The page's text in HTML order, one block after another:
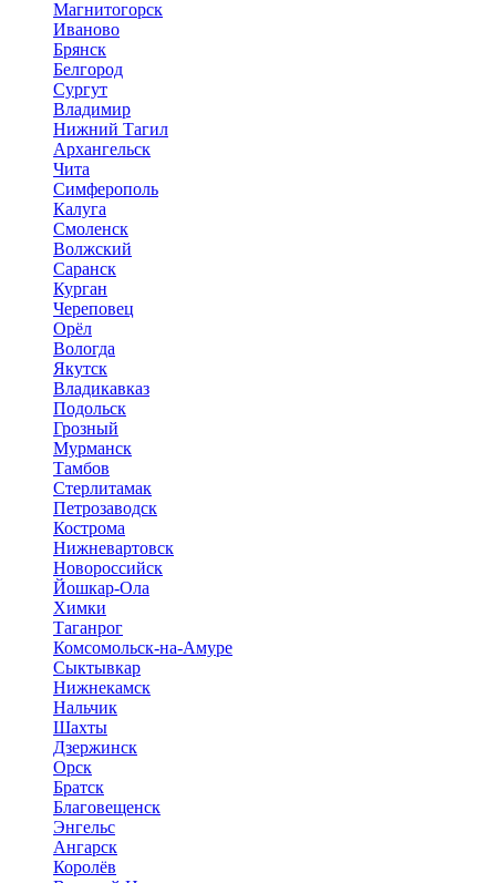
Магнитогорск
Иваново
Брянск
Белгород
Сургут
Владимир
Нижний Тагил
Архангельск
Чита
Симферополь
Калуга
Смоленск
Волжский
Саранск
Курган
Череповец
Орёл
Вологда
Якутск
Владикавказ
Подольск
Грозный
Мурманск
Тамбов
Стерлитамак
Петрозаводск
Кострома
Нижневартовск
Новороссийск
Йошкар-Ола
Химки
Таганрог
Комсомольск-на-Амуре
Сыктывкар
Нижнекамск
Нальчик
Шахты
Дзержинск
Орск
Братск
Благовещенск
Энгельс
Ангарск
Королёв